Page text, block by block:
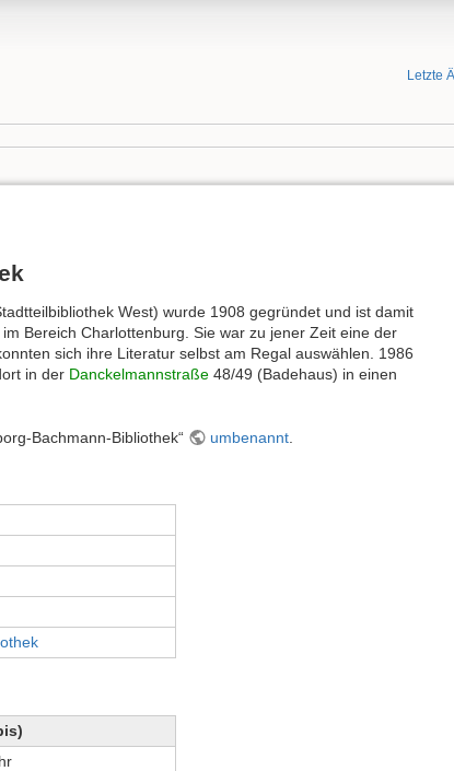
Letzte
West) wurde 1908 gegründet und ist damit
Bereich Charlottenburg. Sie war zu jener Zeit eine der
sich ihre Literatur selbst am Regal auswählen. 1986
in der Danckelmannstraße 48/49 (Badehaus) in einen
Bachmann-Bibliothek“ umbenannt.